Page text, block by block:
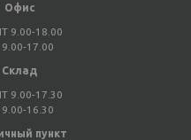
Офис
9.00-18.00
17.00
Склад
9.00-17.30
16.30
пункт